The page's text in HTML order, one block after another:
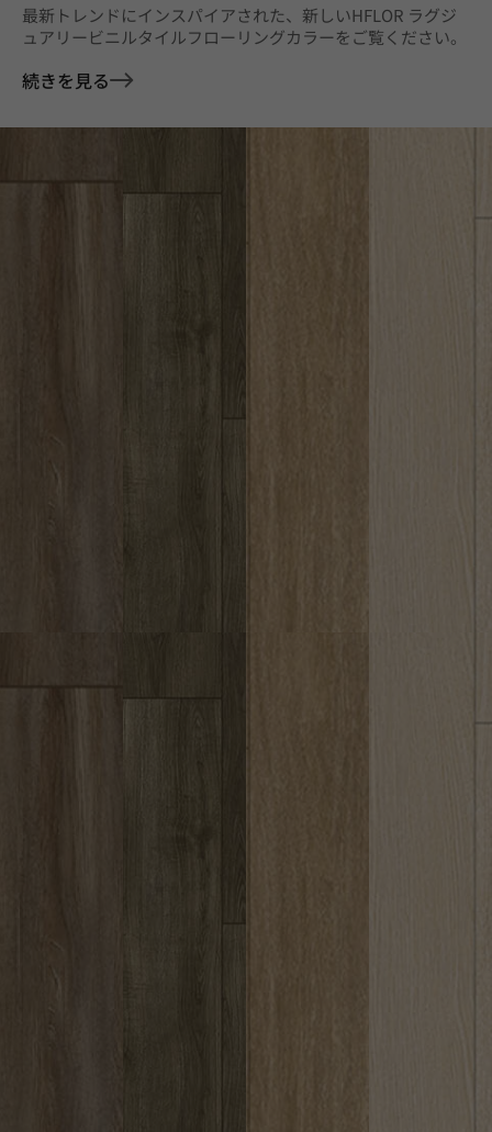
最新トレンドにインスパイアされた、新しいHFLOR ラグジ
ュアリービニルタイルフローリングカラーをご覧ください。
続きを見る